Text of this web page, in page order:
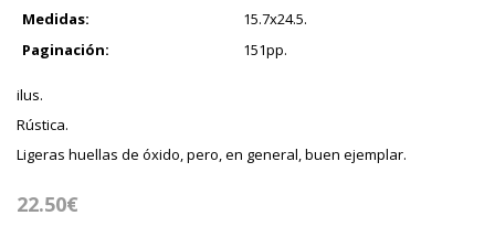
Medidas:
15.7x24.5.
Paginación:
151pp.
ilus.
Rústica.
Ligeras huellas de óxido, pero, en general, buen ejemplar.
22.50€